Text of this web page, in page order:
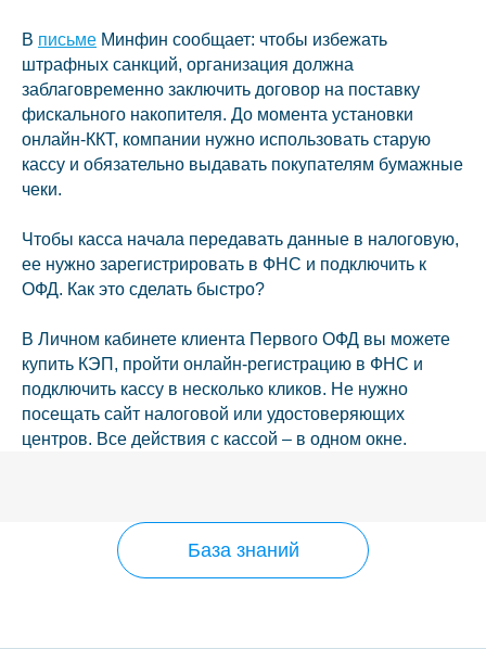
В письме Минфин сообщает: чтобы избежать
штрафных санкций, организация должна
заблаговременно заключить договор на поставку
фискального накопителя. До момента установки
онлайн-ККТ, компании нужно использовать старую
кассу и обязательно выдавать покупателям бумажные
чеки.
Чтобы касса начала передавать данные в налоговую,
ее нужно зарегистрировать в ФНС и подключить к
ОФД. Как это сделать быстро?
В Личном кабинете клиента Первого ОФД вы можете
купить КЭП, пройти онлайн-регистрацию в ФНС и
подключить кассу в несколько кликов. Не нужно
посещать сайт налоговой или удостоверяющих
центров. Все действия с кассой – в одном окне.
База знаний